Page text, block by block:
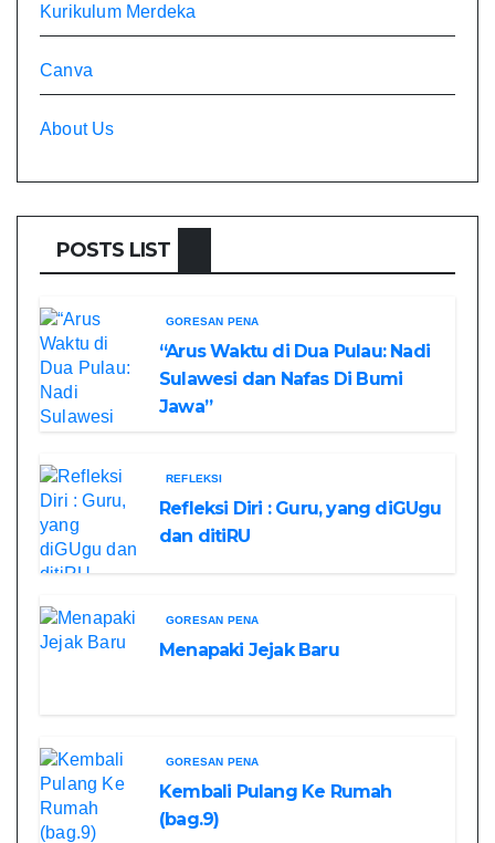
Kurikulum Merdeka
Canva
About Us
POSTS LIST
GORESAN PENA
“Arus Waktu di Dua Pulau: Nadi
Sulawesi dan Nafas Di Bumi
Jawa”
REFLEKSI
Refleksi Diri : Guru, yang diGUgu
dan ditiRU
GORESAN PENA
Menapaki Jejak Baru
GORESAN PENA
Kembali Pulang Ke Rumah
(bag.9)